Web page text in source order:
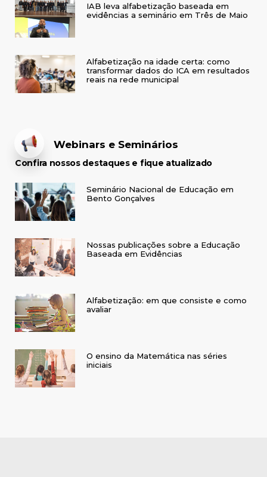
IAB leva alfabetização baseada em
evidências a seminário em Três de Maio
Alfabetização na idade certa: como
transformar dados do ICA em resultados
reais na rede municipal
Webinars e Seminários
Confira nossos destaques e fique atualizado
Seminário Nacional de Educação em
Bento Gonçalves
Nossas publicações sobre a Educação
Baseada em Evidências
Alfabetização: em que consiste e como
avaliar
O ensino da Matemática nas séries
iniciais